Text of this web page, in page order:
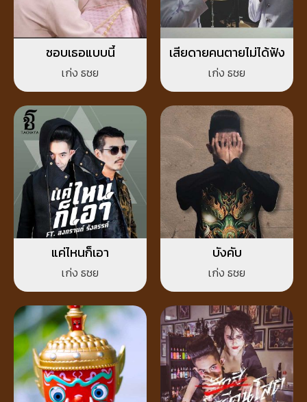
ชอบเธอแบบนี้
เก่ง ธชย
เสียดายคนตายไม่ได้ฟัง
เก่ง ธชย
แค่ไหนก็เอา
เก่ง ธชย
บังคับ
เก่ง ธชย